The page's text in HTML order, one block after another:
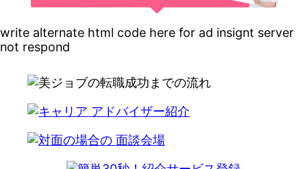
write alternate html code here for ad insignt server
not respond